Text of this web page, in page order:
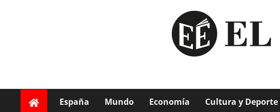
España Mundo Economía Cultura y Deporte